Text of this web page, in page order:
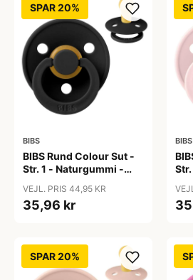
SPAR 20%
BIBS
BIBS Rund Colour Sut -
Str. 1 - Naturgummi -
VEJL. PRIS 44,95 KR
35,96 kr
BIBS
SPAR 20%